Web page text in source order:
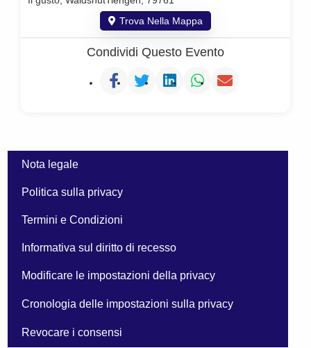
Trova Nella Mappa
Condividi Questo Evento
Nota legale
Politica sulla privacy
Termini e Condizioni
Informativa sul diritto di recesso
Modificare le impostazioni della privacy
Cronologia delle impostazioni sulla privacy
Revocare i consensi